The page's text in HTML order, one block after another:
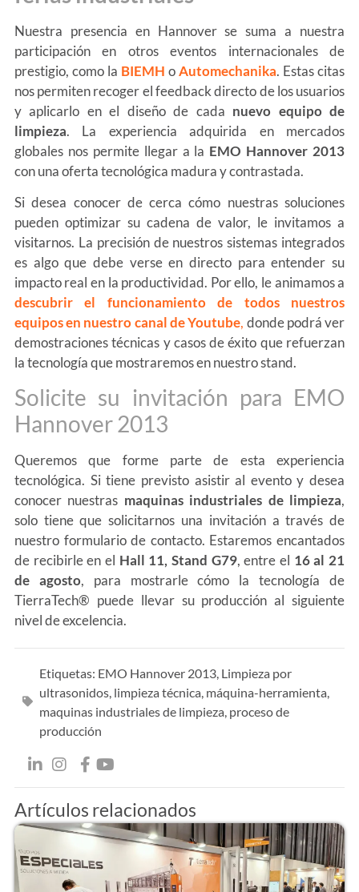
Nuestra presencia en Hannover se suma a nuestra
participación en otros eventos internacionales de
prestigio, como la BIEMH oAutomechanika. Estas citas
nos permiten recoger el feedback directo de los usuarios
y aplicarlo en el diseño de cada nuevo equipo de
limpieza. La experiencia adquirida en mercados
globales nos permite llegar a la EMO Hannover 2013
con una oferta tecnológica madura y contrastada.
Si desea conocer de cerca cómo nuestras soluciones
pueden optimizar su cadena de valor, le invitamos a
visitarnos. La precisión de nuestros sistemas integrados
es algo que debe verse en directo para entender su
impacto real en la productividad. Por ello, le animamos a
descubrir el funcionamiento de todos nuestros
equipos en nuestro canal de Youtube, donde podrá ver
demostraciones técnicas y casos de éxito que refuerzan
la tecnología que mostraremos en nuestro stand.
Solicite su invitación para EMO
Hannover 2013
Queremos que forme parte de esta experiencia
tecnológica. Si tiene previsto asistir al evento y desea
conocer nuestras maquinas industriales de limpieza,
solo tiene que solicitarnos una invitación a través de
nuestro formulario de contacto. Estaremos encantados
de recibirle en el Hall 11, Stand G79, entre el 16 al 21
de agosto, para mostrarle cómo la tecnología de
TierraTech® puede llevar su producción al siguiente
nivel de excelencia.
Etiquetas: EMO Hannover 2013, Limpieza por
ultrasonidos, limpieza técnica máquina-herramienta
maquinas industriales de limpieza proceso de
producción
Artículos relacionados